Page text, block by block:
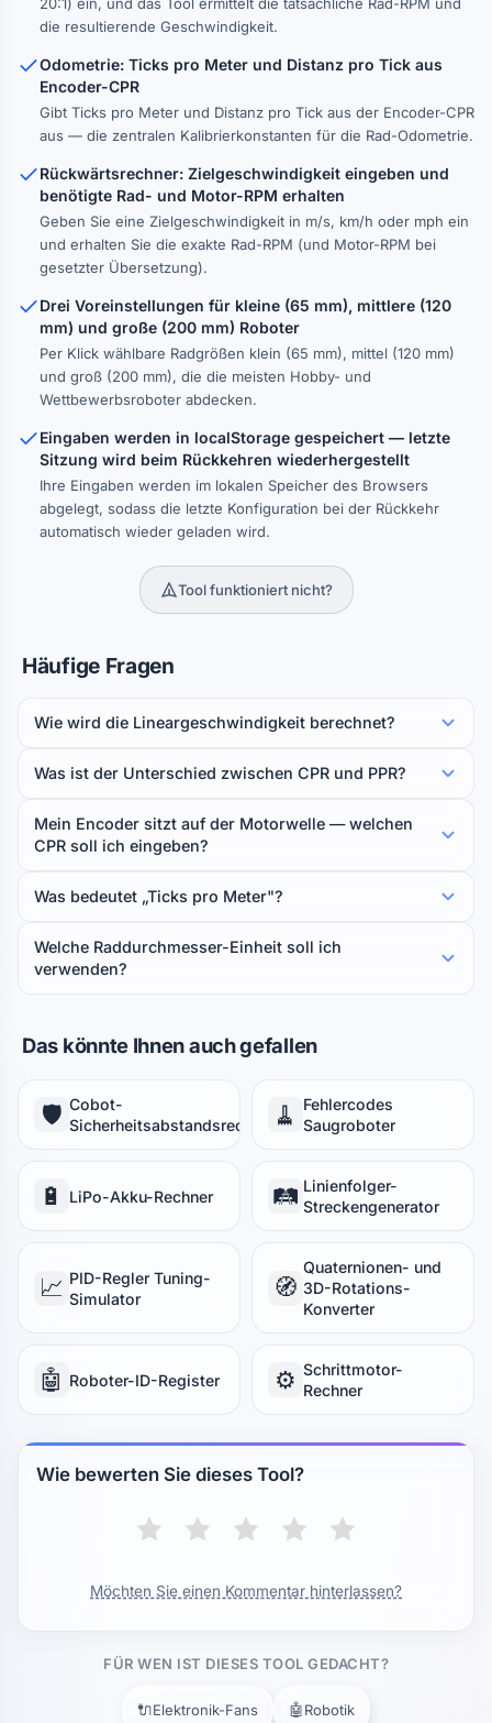
die resultierende Geschwindigkeit.
Odometrie: Ticks pro Meter und Distanz pro Tick aus
Encoder-CPR
Gibt Ticks pro Meter und Distanz pro Tick aus der Encoder-CPR
aus — die zentralen Kalibrierkonstanten für die Rad-Odometrie.
Rückwärtsrechner: Zielgeschwindigkeit eingeben und
benötigte Rad- und Motor-RPM erhalten
Geben Sie eine Zielgeschwindigkeit in m/s, km/h oder mph ein
und erhalten Sie die exakte Rad-RPM (und Motor-RPM bei
gesetzter Übersetzung).
Drei Voreinstellungen für kleine (65 mm), mittlere (120
mm) und große (200 mm) Roboter
Per Klick wählbare Radgrößen klein (65 mm), mittel (120 mm)
und groß (200 mm), die die meisten Hobby- und
Wettbewerbsroboter abdecken.
Eingaben werden in localStorage gespeichert — letzte
Sitzung wird beim Rückkehren wiederhergestellt
Ihre Eingaben werden im lokalen Speicher des Browsers
abgelegt, sodass die letzte Konfiguration bei der Rückkehr
automatisch wieder geladen wird.
Tool funktioniert nicht?
Häufige Fragen
Wie wird die Lineargeschwindigkeit berechnet?
Was ist der Unterschied zwischen CPR und PPR?
Mein Encoder sitzt auf der Motorwelle — welchen
CPR soll ich eingeben?
Was bedeutet „Ticks pro Meter"?
Welche Raddurchmesser-Einheit soll ich
verwenden?
Das könnte Ihnen auch gefallen
🛡️ Cobot-
Sicherheitsabstandsrechner
🧹
Fehlercodes
Saugroboter
🔋 LiPo-Akku-Rechner 🛤️ Linienfolger-
Streckengenerator
📈 PID-Regler Tuning-
Simulator
🧭
Quaternionen- und
3D-Rotations-
Konverter
🤖 Roboter-ID-Register ⚙️ Schrittmotor-
Rechner
Wie bewerten Sie dieses Tool?
Möchten Sie einen Kommentar hinterlassen?
FÜR WEN IST DIESES TOOL GEDACHT?
🔌Elektronik-Fans 🤖Robotik